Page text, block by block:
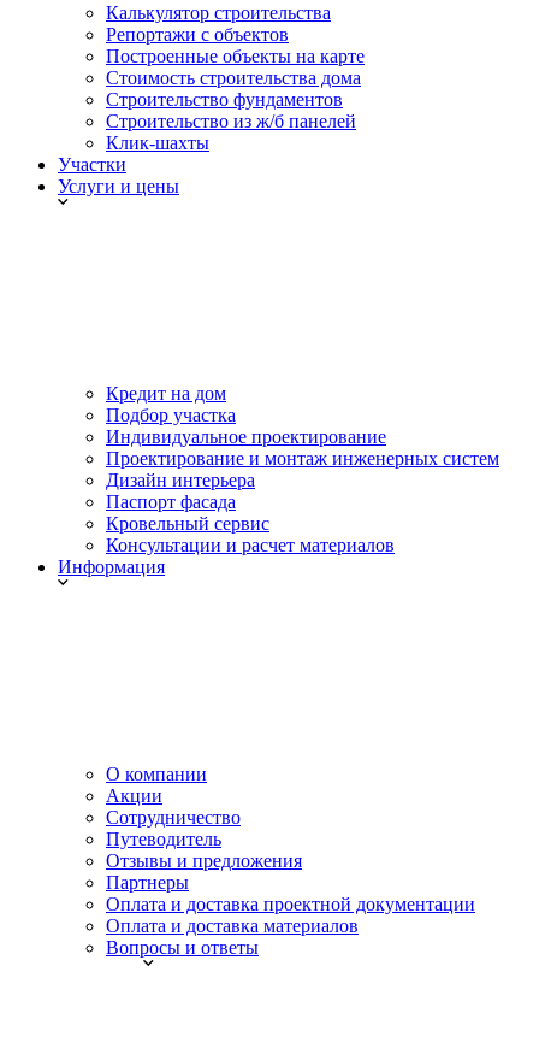
Калькулятор строительства
Репортажи с объектов
Построенные объекты на карте
Стоимость строительства дома
Строительство фундаментов
Строительство из ж/б панелей
Клик-шахты
Участки
Услуги и цены
Кредит на дом
Подбор участка
Индивидуальное проектирование
Проектирование и монтаж инженерных систем
Дизайн интерьера
Паспорт фасада
Кровельный сервис
Консультации и расчет материалов
Информация
О компании
Акции
Сотрудничество
Путеводитель
Отзывы и предложения
Партнеры
Оплата и доставка проектной документации
Оплата и доставка материалов
Вопросы и ответы